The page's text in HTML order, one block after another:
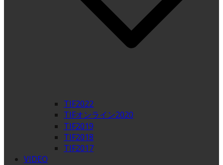
TIF2022
TIFオンライン2020
TIF2019
TIF2018
TIF2017
VIDEO